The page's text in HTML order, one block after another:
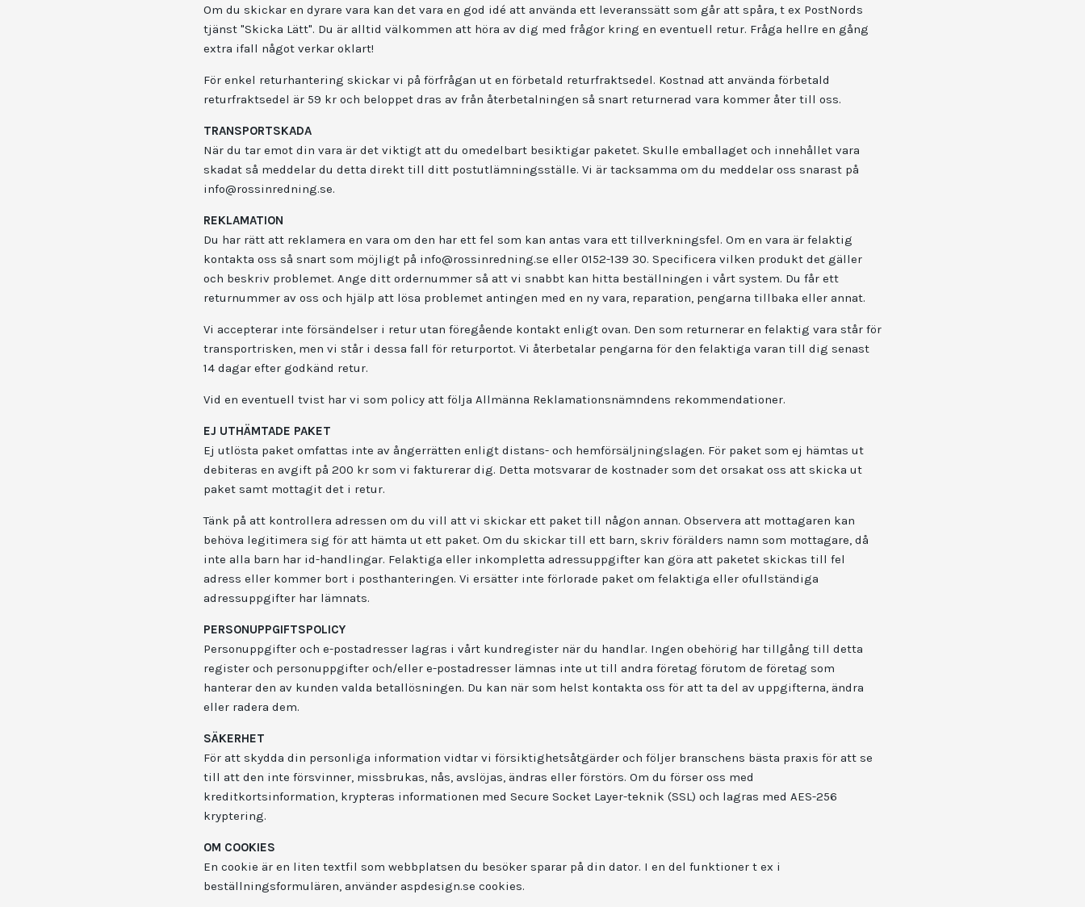
Om du skickar en dyrare vara kan det vara en god idé att använda ett leveranssätt som går att spåra, t ex PostNords
tjänst "Skicka Lätt". Du är alltid välkommen att höra av dig med frågor kring en eventuell retur. Fråga hellre en gång
extra ifall något verkar oklart!
För enkel returhantering skickar vi på förfrågan ut en förbetald returfraktsedel. Kostnad att använda förbetald
returfraktsedel är 59 kr och beloppet dras av från återbetalningen så snart returnerad vara kommer åter till oss.
TRANSPORTSKADA
När du tar emot din vara är det viktigt att du omedelbart besiktigar paketet. Skulle emballaget och innehållet vara
skadat så meddelar du detta direkt till ditt postutlämningsställe. Vi är tacksamma om du meddelar oss snarast på
info@rossinredning.se.
REKLAMATION
Du har rätt att reklamera en vara om den har ett fel som kan antas vara ett tillverkningsfel. Om en vara är felaktig
kontakta oss så snart som möjligt på info@rossinredning.se eller 0152-139 30. Specificera vilken produkt det gäller
och beskriv problemet. Ange ditt ordernummer så att vi snabbt kan hitta beställningen i vårt system. Du får ett
returnummer av oss och hjälp att lösa problemet antingen med en ny vara, reparation, pengarna tillbaka eller annat.
Vi accepterar inte försändelser i retur utan föregående kontakt enligt ovan. Den som returnerar en felaktig vara står för
transportrisken, men vi står i dessa fall för returportot. Vi återbetalar pengarna för den felaktiga varan till dig senast
14 dagar efter godkänd retur.
Vid en eventuell tvist har vi som policy att följa Allmänna Reklamationsnämndens rekommendationer.
EJ UTHÄMTADE PAKET
Ej utlösta paket omfattas inte av ångerrätten enligt distans- och hemförsäljningslagen. För paket som ej hämtas ut
debiteras en avgift på 200 kr som vi fakturerar dig. Detta motsvarar de kostnader som det orsakat oss att skicka ut
paket samt mottagit det i retur.
Tänk på att kontrollera adressen om du vill att vi skickar ett paket till någon annan. Observera att mottagaren kan
behöva legitimera sig för att hämta ut ett paket. Om du skickar till ett barn, skriv förälders namn som mottagare, då
inte alla barn har id-handlingar. Felaktiga eller inkompletta adressuppgifter kan göra att paketet skickas till fel
adress eller kommer bort i posthanteringen. Vi ersätter inte förlorade paket om felaktiga eller ofullständiga
adressuppgifter har lämnats.
PERSONUPPGIFTSPOLICY
Personuppgifter och e-postadresser lagras i vårt kundregister när du handlar. Ingen obehörig har tillgång till detta
register och personuppgifter och/eller e-postadresser lämnas inte ut till andra företag förutom de företag som
hanterar den av kunden valda betallösningen. Du kan när som helst kontakta oss för att ta del av uppgifterna, ändra
eller radera dem.
SÄKERHET
För att skydda din personliga information vidtar vi försiktighetsåtgärder och följer branschens bästa praxis för att se
till att den inte försvinner, missbrukas, nås, avslöjas, ändras eller förstörs. Om du förser oss med
kreditkortsinformation, krypteras informationen med Secure Socket Layer-teknik (SSL) och lagras med AES-256
kryptering.
OM COOKIES
En cookie är en liten textfil som webbplatsen du besöker sparar på din dator. I en del funktioner t ex i
beställningsformulären, använder aspdesign.se cookies.